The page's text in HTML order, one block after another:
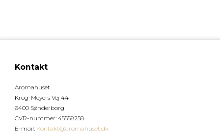
Kontakt
Aromahuset
Krog-Meyers Vej 44
6400 Sønderborg
CVR-nummer: 45558258
E-mail: Kontakt@aromahuset.dk